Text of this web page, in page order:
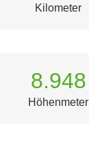
Kilometer
8.964
Höhenmeter